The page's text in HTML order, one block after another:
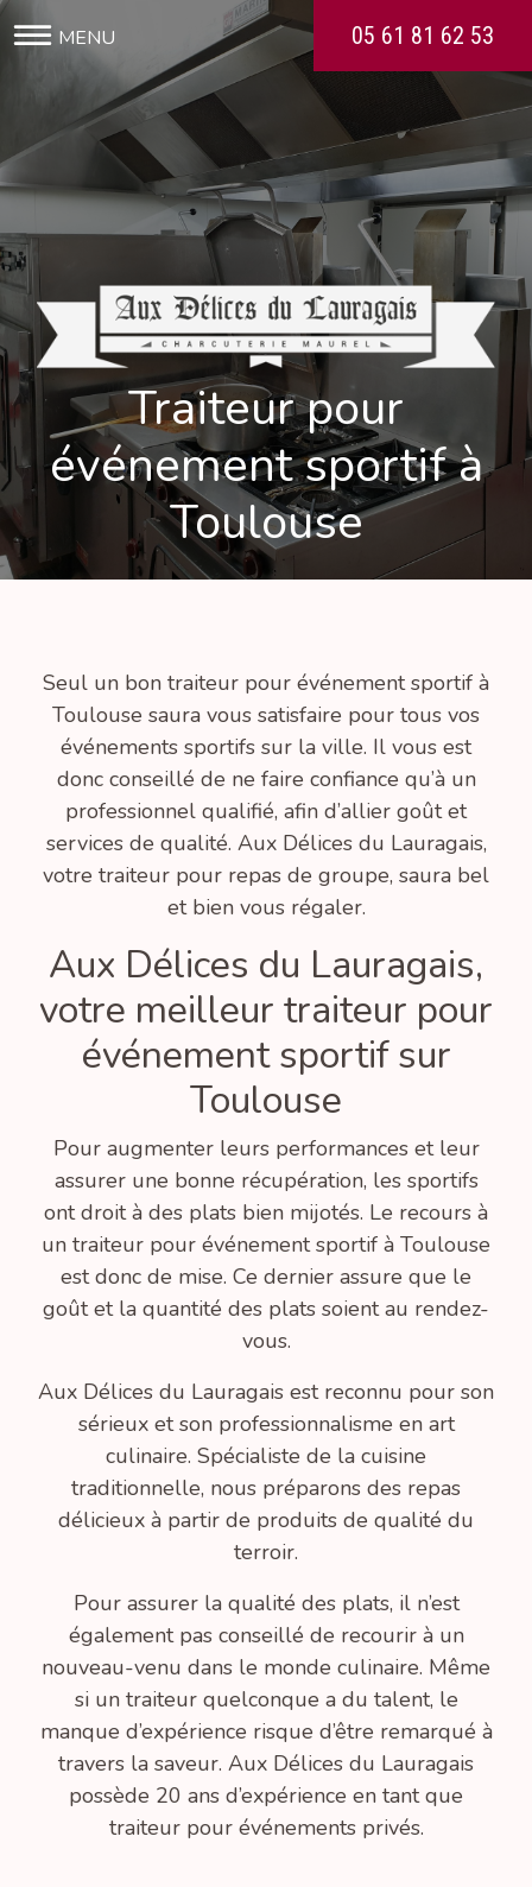
05 61 81 62 53
Traiteur pour
événement sportif à
Toulouse
Seul un bon traiteur pour événement sportif à
Toulouse saura vous satisfaire pour tous vos
événements sportifs sur la ville. Il vous est
donc conseillé de ne faire confiance qu’à un
professionnel qualifié, afin d’allier goût et
services de qualité. Aux Délices du Lauragais,
votre traiteur pour repas de groupe, saura bel
et bien vous régaler.
Aux Délices du Lauragais,
votre meilleur traiteur pour
événement sportif sur
Toulouse
Pour augmenter leurs performances et leur
assurer une bonne récupération, les sportifs
ont droit à des plats bien mijotés. Le recours à
un traiteur pour événement sportif à Toulouse
est donc de mise. Ce dernier assure que le
goût et la quantité des plats soient au rendez-
vous.
Aux Délices du Lauragais est reconnu pour son
sérieux et son professionnalisme en art
culinaire. Spécialiste de la cuisine
traditionnelle, nous préparons des repas
délicieux à partir de produits de qualité du
terroir.
Pour assurer la qualité des plats, il n’est
également pas conseillé de recourir à un
nouveau-venu dans le monde culinaire. Même
si un traiteur quelconque a du talent, le
manque d’expérience risque d’être remarqué à
travers la saveur. Aux Délices du Lauragais
possède 20 ans d’expérience en tant que
traiteur pour événements privés.